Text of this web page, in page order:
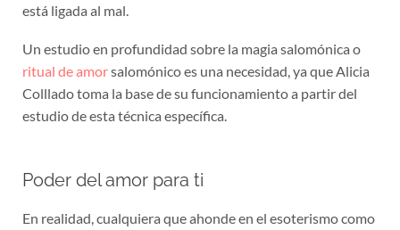
está ligada al mal.
Un estudio en profundidad sobre la magia salomónica o
ritual de amorsalomónico es una necesidad, ya que Alicia
Colllado toma la base de su funcionamiento a partir del
estudio de esta técnica específica.
Poder del amor para ti
En realidad, cualquiera que ahonde en el esoterismo como